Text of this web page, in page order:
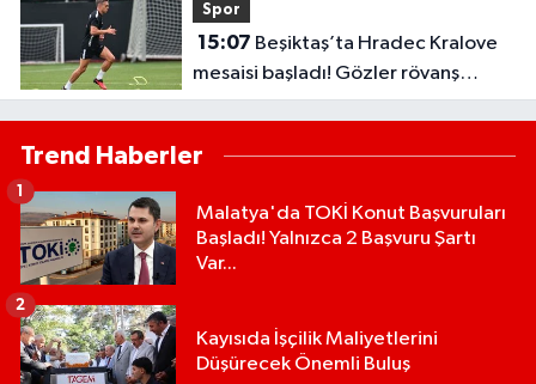
Spor
15:07
mesaisi başladı! Gözler rövanş
maçında
Trend Haberler
Malatya'da TOKİ Konut Başvuruları
Başladı! Yalnızca 2 Başvuru Şartı
Var...
1
Kayısıda İşçilik Maliyetlerini
Düşürecek Önemli Buluş
2